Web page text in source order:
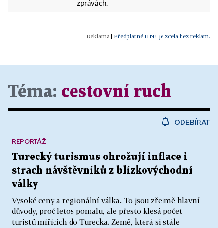
zprávách.
Předplatné HN+ je zcela bez reklam.
Téma: cestovní ruch
ODEBÍRAT
Turecký turismus ohrožují inflace i
strach návštěvníků z blízkovýchodní
války
Vysoké ceny a regionální válka. To jsou zřejmě hlavní
důvody, proč letos pomalu, ale přesto klesá počet
turistů mířících do Turecka. Země, která si stále
REPORTÁŽ